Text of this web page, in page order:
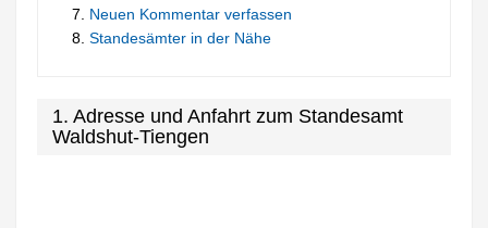
Neuen Kommentar verfassen
Standesämter in der Nähe
1. Adresse und Anfahrt zum Standesamt
Waldshut-Tiengen